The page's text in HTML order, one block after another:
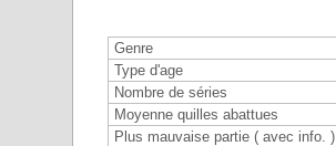
Genre
Type d'age
Nombre de séries
Moyenne quilles abattues
Plus mauvaise partie ( avec info. )